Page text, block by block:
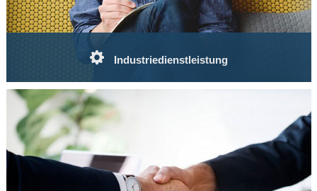
Industriedienstleistung
'Jeder hat die Zeit, eine Arbeit zwei mal zu machen, aber niemand nimmt
sich die Zeit, sie einmal richtig zu machen'. Wir unterstützen Sie, dass
Baustellen und Projekte möglichst reibungsfrei verlaufen...